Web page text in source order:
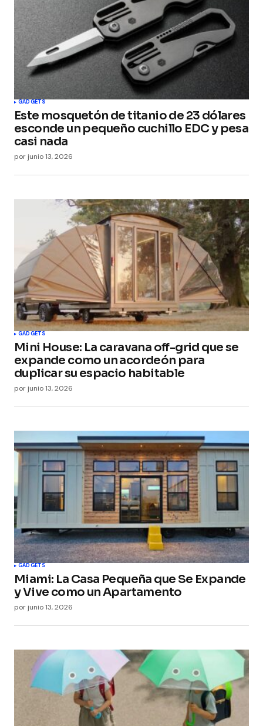
GADGETS
Este mosquetón de titanio de 23 dólares
esconde un pequeño cuchillo EDC y pesa
casi nada
por junio 13, 2026
GADGETS
Mini House: La caravana off-grid que se
expande como un acordeón para
duplicar su espacio habitable
por junio 13, 2026
GADGETS
Miami: La Casa Pequeña que Se Expande
y Vive como un Apartamento
por junio 13, 2026